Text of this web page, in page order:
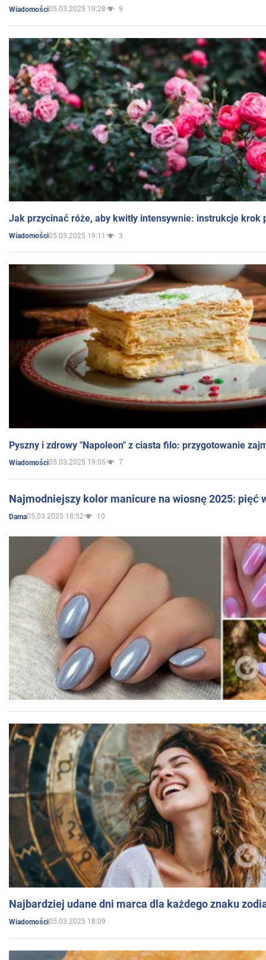
Wiadomości05.03.2025 19:28 9
Jak przycinać róże, aby kwitły intensywnie: instrukcje krok
Wiadomości05.03.2025 19:11 3
Pyszny i zdrowy "Napoleon" z ciasta filo: przygotowanie
Wiadomości05.03.2025 19:05 7
Najmodniejszy kolor manicure na wiosnę 2025: pięć
Dama05.03.2025 18:52 10
Najbardziej udane dni marca dla każdego znaku
Wiadomości05.03.2025 18:09